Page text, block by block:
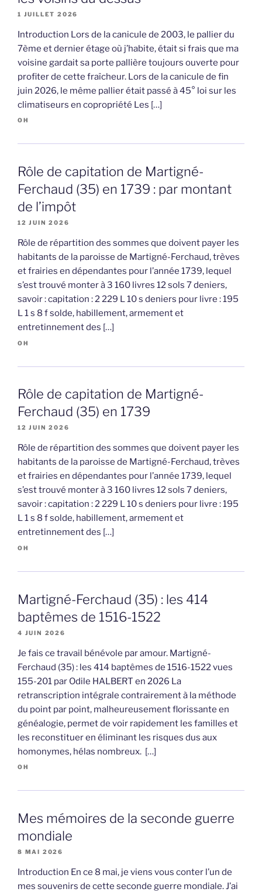
1 JUILLET 2026
Introduction Lors de la canicule de 2003, le pallier du
7ème et dernier étage où j’habite, était si frais que ma
voisine gardait sa porte pallière toujours ouverte pour
profiter de cette fraîcheur. Lors de la canicule de fin
juin 2026, le même pallier était passé à 45° loi sur les
climatiseurs en copropriété Les […]
OH
Rôle de capitation de Martigné-
Ferchaud (35) en 1739 : par montant
de l’impôt
12 JUIN 2026
Rôle de répartition des sommes que doivent payer les
habitants de la paroisse de Martigné-Ferchaud, trèves
et frairies en dépendantes pour l’année 1739, lequel
s’est trouvé monter à 3 160 livres 12 sols 7 deniers,
savoir : capitation : 2 229 L 10 s deniers pour livre : 195
L 1 s 8 f solde, habillement, armement et
entretinnement des […]
OH
Rôle de capitation de Martigné-
Ferchaud (35) en 1739
12 JUIN 2026
Rôle de répartition des sommes que doivent payer les
habitants de la paroisse de Martigné-Ferchaud, trèves
et frairies en dépendantes pour l’année 1739, lequel
s’est trouvé monter à 3 160 livres 12 sols 7 deniers,
savoir : capitation : 2 229 L 10 s deniers pour livre : 195
L 1 s 8 f solde, habillement, armement et
entretinnement des […]
OH
Martigné-Ferchaud (35) : les 414
baptêmes de 1516-1522
4 JUIN 2026
Je fais ce travail bénévole par amour. Martigné-
Ferchaud (35) : les 414 baptêmes de 1516-1522 vues
155-201 par Odile HALBERT en 2026 La
retranscription intégrale contrairement à la méthode
du point par point, malheureusement florissante en
généalogie, permet de voir rapidement les familles et
les reconstituer en éliminant les risques dus aux
homonymes, hélas nombreux. […]
OH
Mes mémoires de la seconde guerre
mondiale
8 MAI 2026
Introduction En ce 8 mai, je viens vous conter l’un de
mes souvenirs de cette seconde guerre mondiale. J’ai